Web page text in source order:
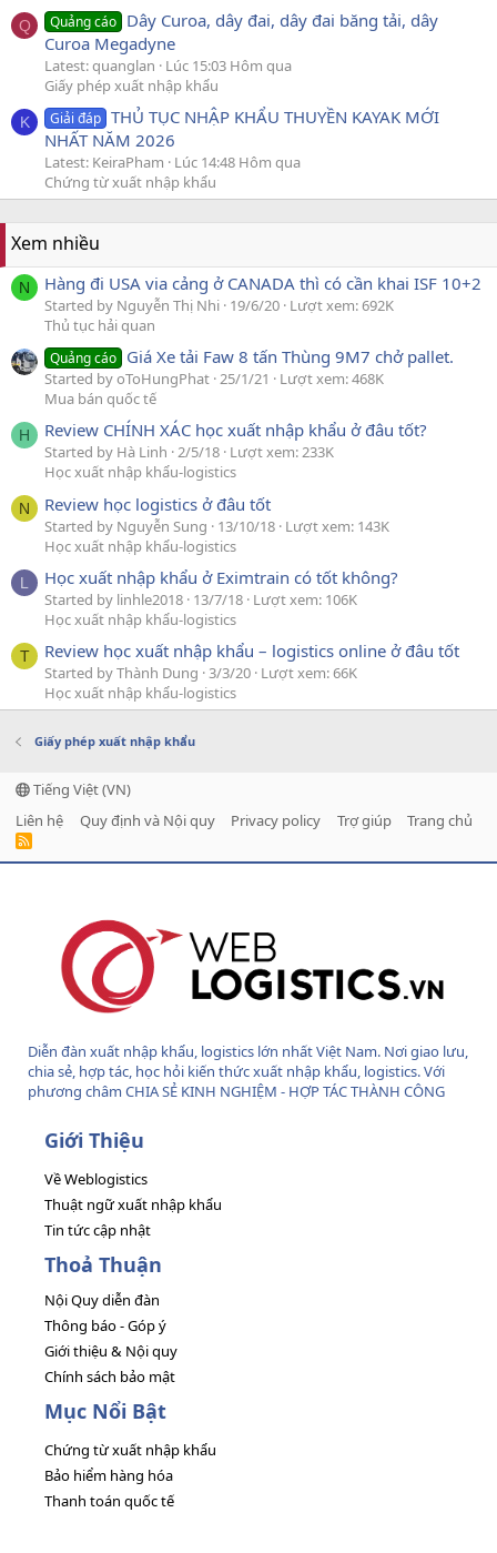
Q Quảng cáo Dây Curoa, dây đai, dây đai băng tải, dây
Curoa Megadyne
Latest: quanglan
Lúc 15:03 Hôm qua
Giấy phép xuất nhập khẩu
K Giải đáp THỦ TỤC NHẬP KHẨU THUYỀN KAYAK MỚI
NHẤT NĂM 2026
Latest: KeiraPham
Lúc 14:48 Hôm qua
Chứng từ xuất nhập khẩu
Xem nhiều
N Hàng đi USA via cảng ở CANADA thì có cần khai ISF 10+2
Started by Nguyễn Thị Nhi 19/6/20 Lượt xem: 692K
Thủ tục hải quan
Quảng cáo Giá Xe tải Faw 8 tấn Thùng 9M7 chở pallet.
Started by oToHungPhat 25/1/21
Lượt xem: 468K
Mua bán quốc tế
H Review CHÍNH XÁC học xuất nhập khẩu ở đâu tốt?
Started by Hà Linh 2/5/18 Lượt xem: 233K
Học xuất nhập khẩu-logistics
N Review học logistics ở đâu tốt
Started by Nguyễn Sung 13/10/18 Lượt xem: 143K
Học xuất nhập khẩu-logistics
L Học xuất nhập khẩu ở Eximtrain có tốt không?
Started by linhle2018 13/7/18 Lượt xem: 106K
Học xuất nhập khẩu-logistics
T Review học xuất nhập khẩu – logistics online ở đâu tốt
Started by Thành Dung 3/3/20 Lượt xem: 66K
Học xuất nhập khẩu-logistics
Giấy phép xuất nhập khẩu
Tiếng Việt (VN)
Liên hệ
Quy định và Nội quy Privacy policy Trợ giúp Trang chủ
R
Diễn đàn xuất nhập khẩu, logistics lớn nhất Việt Nam. Nơi giao lưu,
chia sẻ, hợp tác, học hỏi kiến thức xuất nhập khẩu, logistics. Với
phương châm CHIA SẺ KINH NGHIỆM - HỢP TÁC THÀNH CÔNG
Giới Thiệu
Về Weblogistics
Thuật ngữ xuất nhập khẩu
Tin tức cập nhật
Thoả Thuận
Nội Quy diễn đàn
Thông báo - Góp ý
Giới thiệu & Nội quy
Chính sách bảo mật
Mục Nổi Bật
Chứng từ xuất nhập khẩu
Bảo hiểm hàng hóa
Thanh toán quốc tế